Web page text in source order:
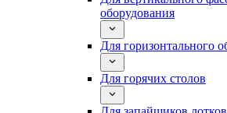
оборудования
Для горизонтального
Для горячих столов